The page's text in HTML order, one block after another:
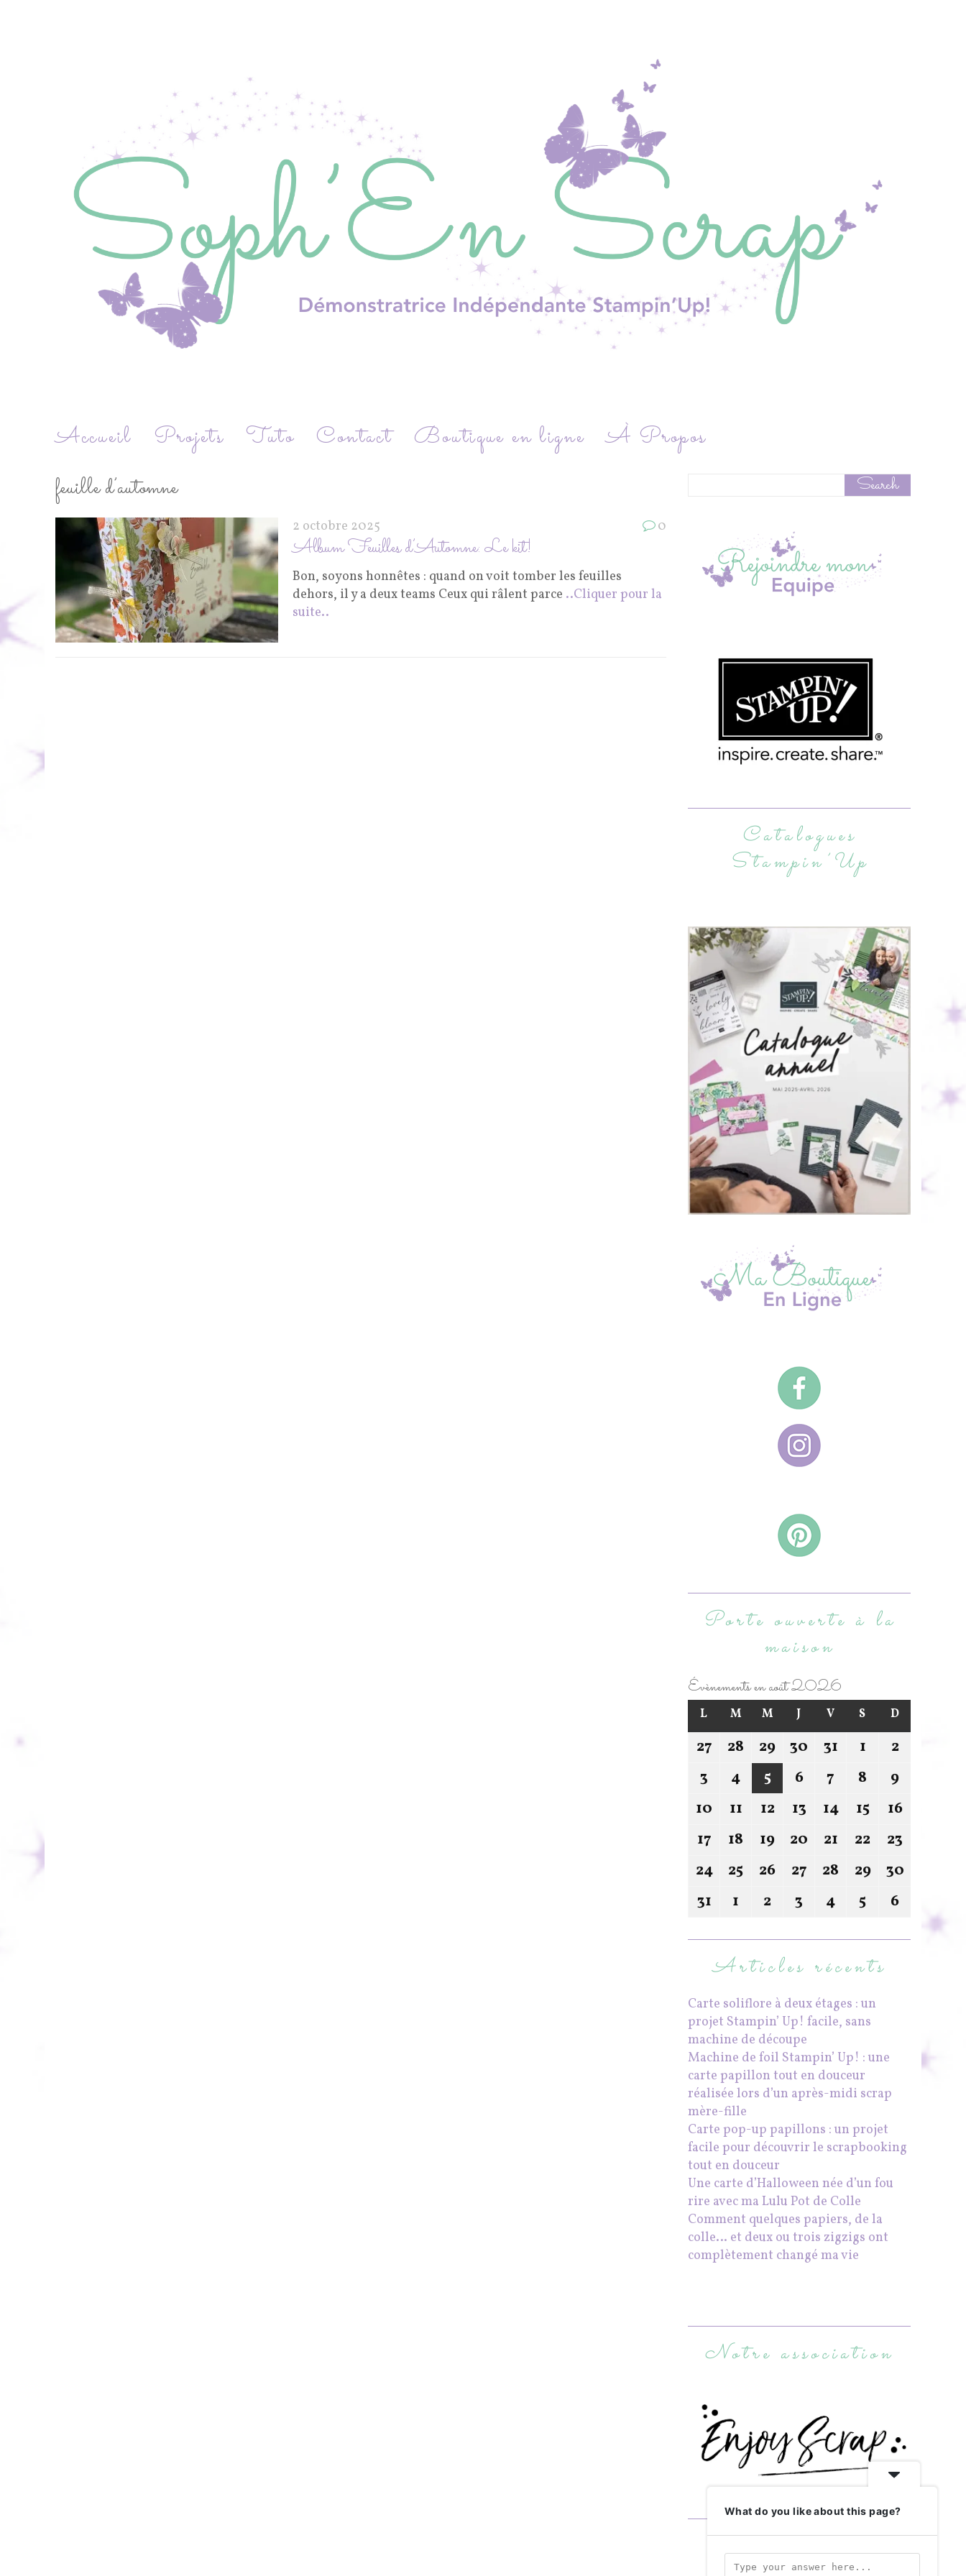
Accueil Projets Tuto Contact Boutique en ligne
À Propos
feuille d’automne
2 octobre 2025 0
Album Feuilles d’Automne: Le kit!
Bon, soyons honnêtes : quand on voit tomber les feuilles
dehors, il y a deux teams Ceux qui râlent parce ..Cliquer pour la
suite..
Catalogues
Stampin’Up
Porte ouverte à la
maison
Évènements en août 2026
L M M J V S D
27 28 29 30 31 1
2
3
4 5 6 7 8
9
10
11 12 13 14 15
16
17
18 19 20 21 22
23
24
25 26 27 28 29
30
31
1 2 3 4 5 6
Articles récents
Carte soliflore à deux étages : un
projet Stampin’ Up! facile, sans
machine de découpe
Machine de foil Stampin’ Up! : une
carte papillon tout en douceur
réalisée lors d’un après-midi scrap
mère-fille
Carte pop-up papillons : un projet
facile pour découvrir le scrapbooking
tout en douceur
Une carte d’Halloween née d’un fou
rire avec ma Lulu Pot de Colle
Comment quelques papiers, de la
colle… et deux ou trois zigzigs ont
complètement changé ma vie
Notre association
Abonnez-vous
What do you like about this page?